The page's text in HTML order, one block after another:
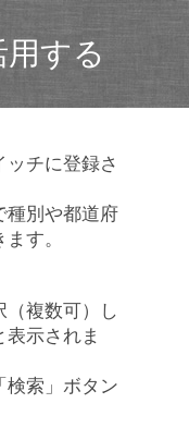
する
ッチに登録さ
種別や都道府
す。
（複数可）し
示されま
検索」ボタン